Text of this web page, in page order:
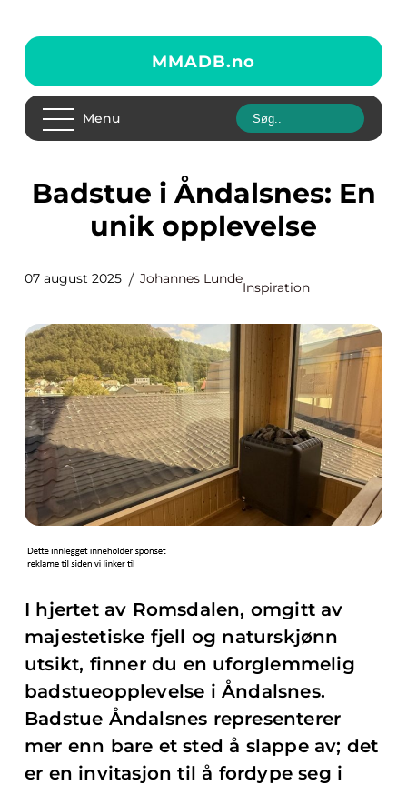
MMADB.no
Menu
Badstue i Åndalsnes: En
unik opplevelse
07 august 2025 Johannes Lunde
Inspiration
I hjertet av Romsdalen, omgitt av
majestetiske fjell og naturskjønn
utsikt, finner du en uforglemmelig
badstueopplevelse i Åndalsnes.
Badstue Åndalsnes representerer
mer enn bare et sted å slappe av; det
er en invitasjon til å fordype seg i